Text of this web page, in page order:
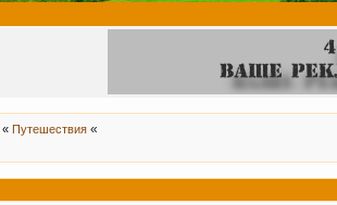
« Путешествия «